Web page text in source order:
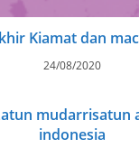
Kiamat dan
24/08/2020
mudarrisatun
indonesia